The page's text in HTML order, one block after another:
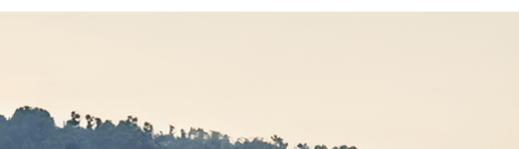
のアクセラレーテッド コンピューティングとAIを活用して、消費者向けおよ
発、構築しているグローバル モビリティ リーダーたちのリストに追加されたこと